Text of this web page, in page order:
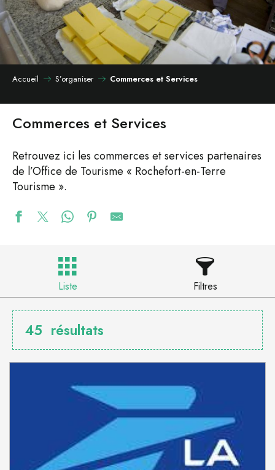
Accueil S’organiser Commerces et Services
Commerces et Services
Retrouvez ici les commerces et services partenaires
de l’Office de Tourisme « Rochefort-en-Terre
Tourisme ».
Liste Filtres
45 résultats